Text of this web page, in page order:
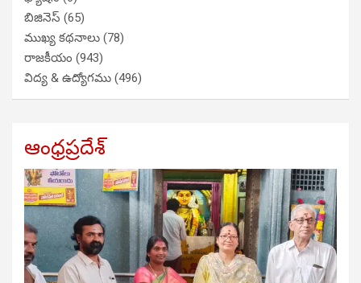
బిజినెస్ (65)
ముఖ్య కథనాలు (78)
రాజకీయం (943)
విద్య & ఉద్యోగము (496)
ఆంధ్రప్రదేశ్